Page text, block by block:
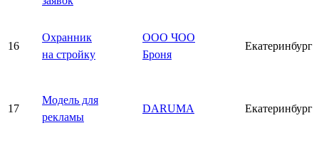
16
Охранник
на стройку
ООО ЧОО
Броня
Екатеринбург
17
Модель для
рекламы
DARUMA Екатеринбург